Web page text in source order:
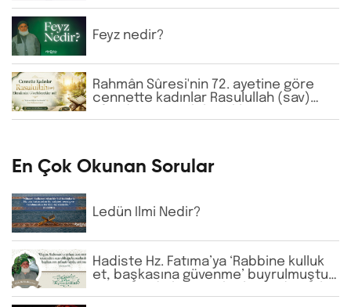
ve Fâtiha okunmaktadır?
Feyz nedir?
Rahmân Sûresi'nin 72. ayetine göre
cennette kadınlar Rasulullah (sav)
En Çok Okunan Sorular
Ledün İlmi Nedir?
Hadiste Hz. Fatıma’ya ‘Rabbine kulluk
et, başkasına güvenme’ buyrulmuştur.